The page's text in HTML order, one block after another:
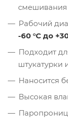
Рабочий
-60 °C до
Подходит
штукатурки
Наносится
Высокая